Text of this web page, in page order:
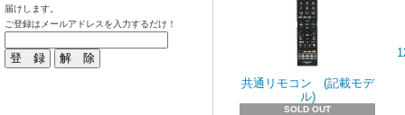
届けします。
ご登録はメールアドレスを入力するだけ！
共通リモコン (記載モデ
ル)
SOLD OUT